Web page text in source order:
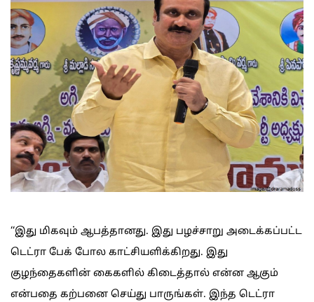
‘‘இது மிகவும் ஆபத்தானது. இது பழச்சாறு அடைக்கப்பட்ட
டெட்ரா பேக் போல காட்சியளிக்கிறது. இது
குழந்தைகளின் கைகளில் கிடைத்தால் என்ன ஆகும்
என்பதை கற்பனை செய்து பாருங்கள். இந்த டெட்ரா